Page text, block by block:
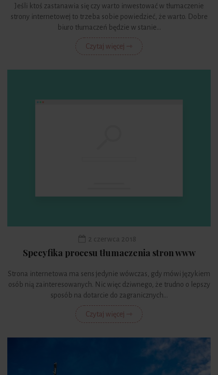
Jeśli ktoś zastanawia się czy warto inwestować w tłumaczenie
strony internetowej to trzeba sobie powiedzieć, że warto. Dobre
biuro tłumaczeń będzie w stanie...
Czytaj więcej ⇾
Specyfika procesu tłumaczenia stron www
Strona internetowa ma sens jedynie wówczas, gdy mówi językiem
osób nią zainteresowanych. Nic więc dziwnego, że trudno o lepszy
sposób na dotarcie do zagranicznych...
Czytaj więcej ⇾